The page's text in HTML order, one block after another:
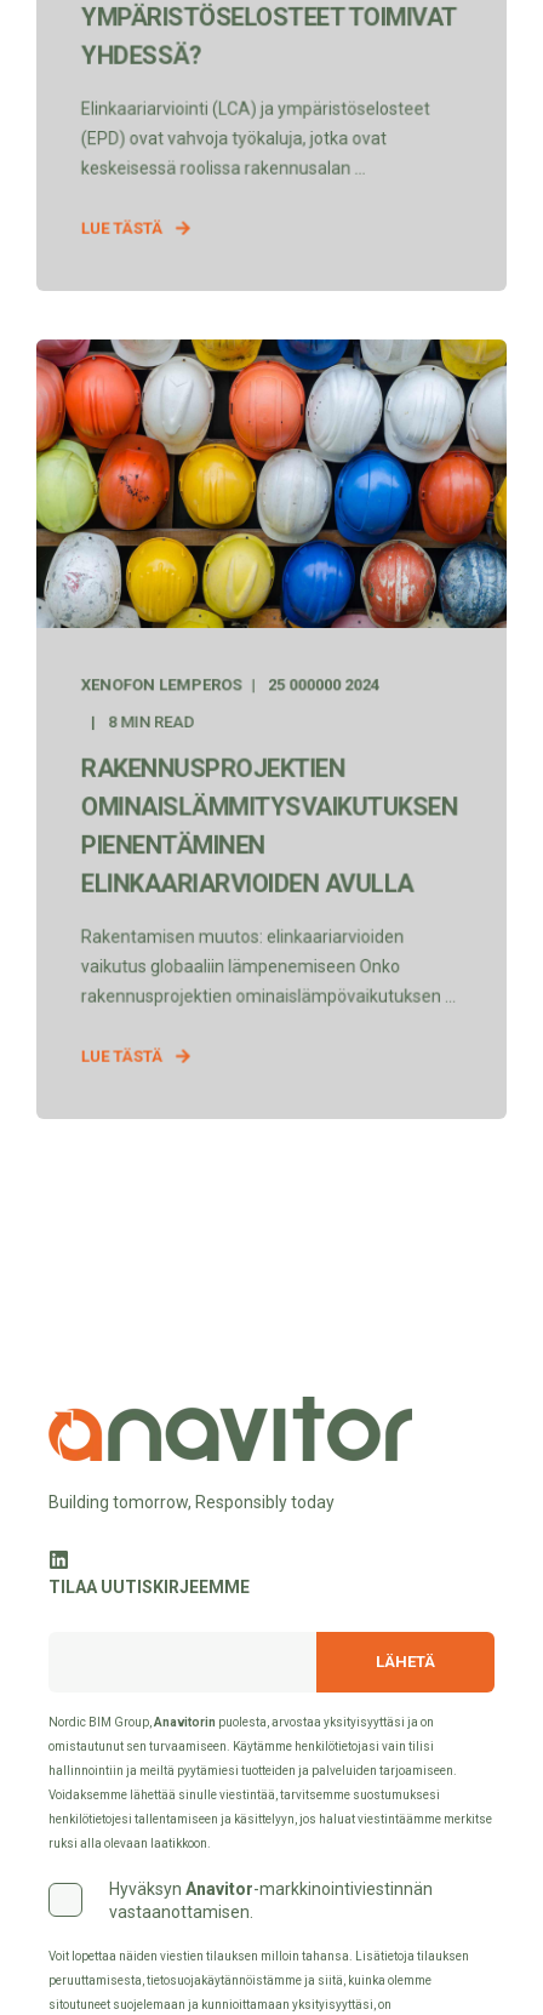
YMPÄRISTÖSELOSTEET TOIMIVAT
YHDESSÄ?
Elinkaariarviointi (LCA) ja ympäristöselosteet
(EPD) ovat vahvoja työkaluja, jotka ovat
keskeisessä roolissa rakennusalan ...
LUE TÄSTÄ
XENOFON LEMPEROS
25 000000 2024
8 MIN READ
RAKENNUSPROJEKTIEN
OMINAISLÄMMITYSVAIKUTUKSEN
PIENENTÄMINEN
ELINKAARIARVIOIDEN AVULLA
Rakentamisen muutos: elinkaariarvioiden
vaikutus globaaliin lämpenemiseen Onko
rakennusprojektien ominaislämpövaikutuksen ...
LUE TÄSTÄ
Building tomorrow, Responsibly today
TILAA UUTISKIRJEEMME
Nordic BIM Group, Anavitorin puolesta, arvostaa yksityisyyttäsi ja on
omistautunut sen turvaamiseen. Käytämme henkilötietojasi vain tilisi
hallinnointiin ja meiltä pyytämiesi tuotteiden ja palveluiden tarjoamiseen.
Voidaksemme lähettää sinulle viestintää, tarvitsemme suostumuksesi
henkilötietojesi tallentamiseen ja käsittelyyn, jos haluat viestintäämme merkitse
ruksi alla olevaan laatikkoon.
Hyväksyn Anavitor-markkinointiviestinnän
vastaanottamisen.
Voit lopettaa näiden viestien tilauksen milloin tahansa. Lisätietoja tilauksen
peruuttamisesta, tietosuojakäytännöistämme ja siitä, kuinka olemme
sitoutuneet suojelemaan ja kunnioittamaan yksityisyyttäsi, on